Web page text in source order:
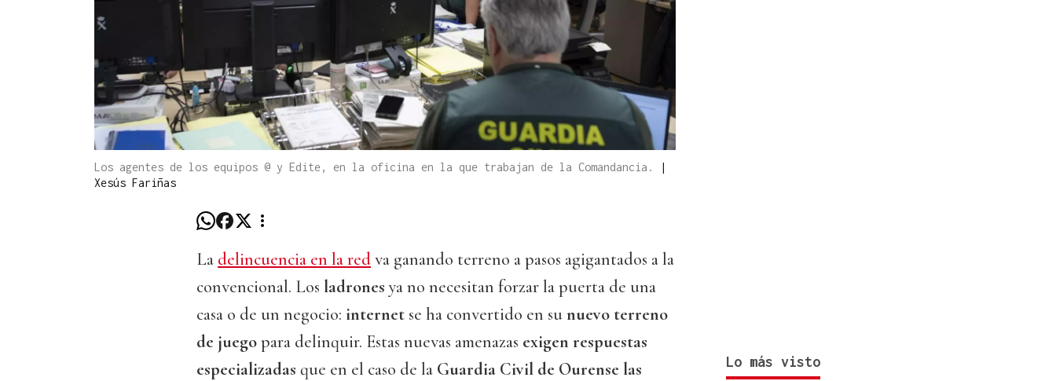
Los agentes de los equipos @ y Edite, en la oficina en la que trabajan de la Comandancia.
|
Xesús Fariñas
La delincuencia en la redva ganando terreno a pasos agigantados a la
convencional. Los ladrones ya no necesitan forzar la puerta de una
casa o de un negocio: internet se ha convertido en sunuevo terreno
de juegopara delinquir. Estas nuevas amenazas exigen respuestas
especializadas que en el caso de la Guardia Civil de Ourense las
Lo más visto